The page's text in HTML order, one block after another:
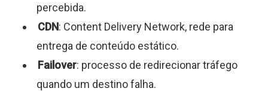
percebida.
CDN: Content Delivery Network, rede para
entrega de conteúdo estático.
Failover: processo de redirecionar tráfego
quando um destino falha.